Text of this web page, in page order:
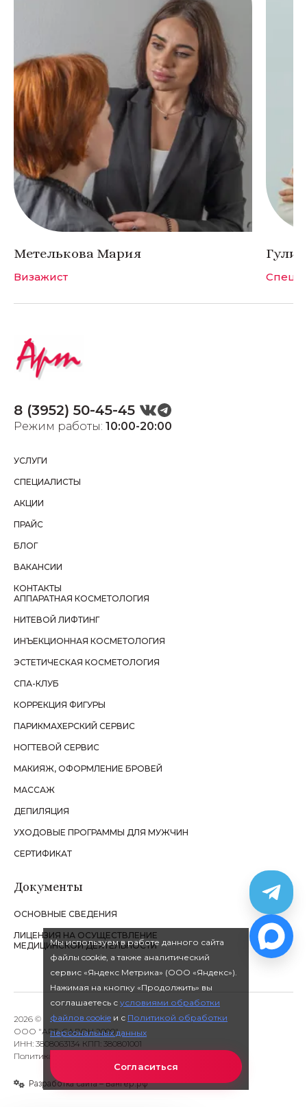
Метелькова Мария
Визажист
Режим работы: 10:00-20:00
8 (3952) 50-45-45
УСЛУГИ
СПЕЦИАЛИСТЫ
АКЦИИ
ПРАЙС
БЛОГ
ВАКАНСИИ
КОНТАКТЫ
АППАРАТНАЯ КОСМЕТОЛОГИЯ
НИТЕВОЙ ЛИФТИНГ
ИНЪЕКЦИОННАЯ КОСМЕТОЛОГИЯ
ЭСТЕТИЧЕСКАЯ КОСМЕТОЛОГИЯ
СПА-КЛУБ
КОРРЕКЦИЯ ФИГУРЫ
ПАРИКМАХЕРСКИЙ СЕРВИС
НОГТЕВОЙ СЕРВИС
МАКИЯЖ, ОФОРМЛЕНИЕ БРОВЕЙ
МАССАЖ
ДЕПИЛЯЦИЯ
УХОДОВЫЕ ПРОГРАММЫ ДЛЯ МУЖЧИН
СЕРТИФИКАТ
Документы
ОСНОВНЫЕ СВЕДЕНИЯ
ЛИЦЕНЗИЯ НА ОСУЩЕСТВЛЕНИЕ
МЕДИЦИНСКОЙ ДЕЯТЕЛЬНОСТИ
2026 ©
ООО "АРТ-САЛОН 2000"
ИНН: 3808063134 КПП: 380801001
Политика обработки персональных данных
Разработка сайта – Вангер.рф
Мы используем в работе данного сайта
файлы cookie, а также аналитический
сервис «Яндекс Метрика» (ООО «Яндекс»).
Нажимая на кнопку «Продолжить» вы
соглашаетесь с условиями обработки
файлов cookie и с Политикой обработки
персональных данных
Согласиться